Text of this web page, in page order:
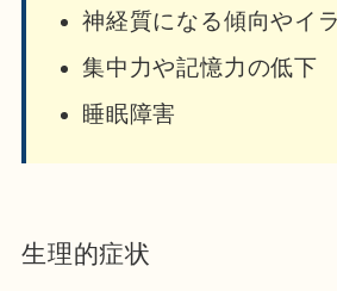
神経質になる傾向やイ
集中力や記憶力の低下
睡眠障害
生理的症状